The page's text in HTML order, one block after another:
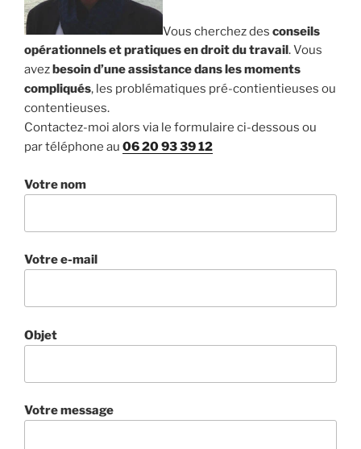
Vous cherchez des conseils
opérationnels et pratiques en droit du travail. Vous
avezbesoin d’une assistance dans les moments
compliqués, les problématiques pré-contientieuses ou
contentieuses.
Contactez-moi alors via le formulaire ci-dessous ou
par téléphone au 06 20 93 39 12
Votre nom
Votre e-mail
Objet
Votre message